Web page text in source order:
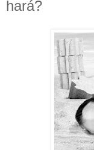
hará?